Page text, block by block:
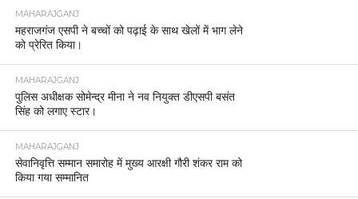
MAHARAJGANJ
महराजगंज एसपी ने बच्चों को पढ़ाई के साथ खेलों में भाग लेने
को प्रेरित किया।
MAHARAJGANJ
पुलिस अधीक्षक सोमेन्द्र मीना ने नव नियुक्त डीएसपी बसंत
सिंह को लगाए स्टार।
MAHARAJGANJ
सेवानिवृत्ति सम्मान समारोह में मुख्य आरक्षी गौरी शंकर राम को
किया गया सम्मानित